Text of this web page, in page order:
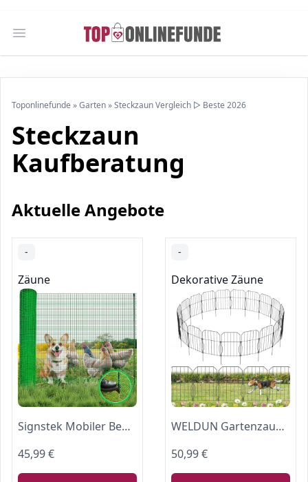
Open main menu
Toponlinefunde »Garten»Steckzaun Vergleich ▷ Beste 2026
Steckzaun
Kaufberatung
Aktuelle Angebote
-
Zäune
Signstek Mobiler Begrenzungszaun 15 m lang & 90 cm hoch, mit 9 Pfählen – Steckzaun, Hundezaun, Hühnerzaun, Gartenzaun, ohne Strom, engmaschig, grün
45,99 €
-
Dekorative Zäune
WELDUN Gartenzaun 19 Stücke Metall Steckzaun, Dekoration Gitterzaun für Garten, Winterfest Garten Zaun für Kaninchen, Hund, Hof, Hundezäune Gartenbeet Total 590 cm (L) x 55 cm (H)
50,99 €